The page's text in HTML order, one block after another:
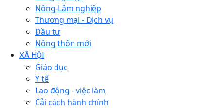
Nông-Lâm nghiệp
Thương mại - Dịch vụ
Đầu tư
Nông thôn mới
XÃ HỘI
Giáo dục
Y tế
Lao động - việc làm
Cải cách hành chính